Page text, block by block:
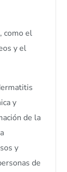
como el
y el
y
de la
y
de